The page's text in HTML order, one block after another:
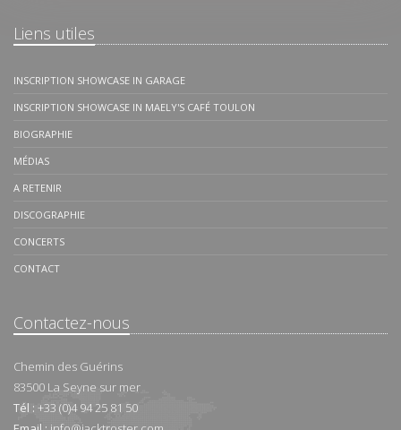
Liens utiles
INSCRIPTION SHOWCASE IN GARAGE
INSCRIPTION SHOWCASE IN MAELY'S CAFÉ TOULON
BIOGRAPHIE
MÉDIAS
A RETENIR
DISCOGRAPHIE
CONCERTS
CONTACT
Contactez-nous
Chemin des Guérins
83500 La Seyne sur mer
Tél : +33 (0)4 94 25 81 50